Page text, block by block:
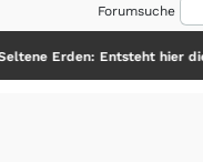
Forumsuche
Entsteht hier die nächste